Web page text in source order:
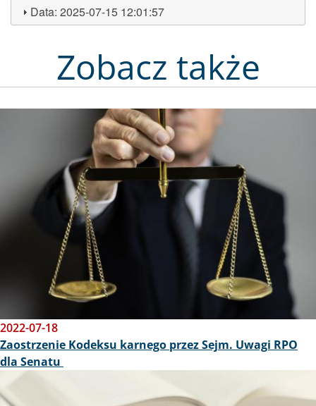
Data:2025-07-15 12:01:57
Zobacz także
2022-07-18
Zaostrzenie Kodeksu karnego przez Sejm. Uwagi RPO
dla Senatu
Obraz